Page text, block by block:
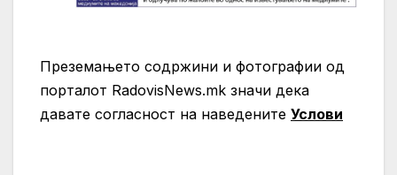
Преземањето содржини и фотографии од
порталот RadovisNews.mk значи дека
давате согласност на нaведените Услови